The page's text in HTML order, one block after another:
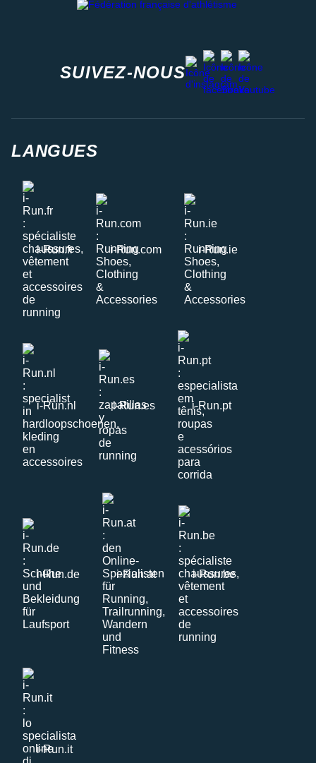
SUIVEZ-NOUS
instagram
facebook
stravayoutube
LANGUES
i-Run.fr i-Run.com i-Run.ie
i-Run.nl i-Run.es i-Run.pt
i-Run.de i-Run.at i-Run.be
i-Run.it